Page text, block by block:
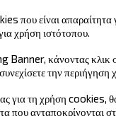
που είναι απαραίτητα
χρήση ιστότοπου.
Banner, κάνοντας κλικ
την
για τη χρήση cookies,
που ανταποκρίνονται